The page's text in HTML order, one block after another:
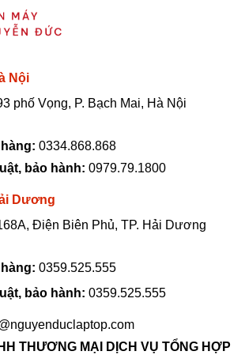
14 Plus 2in1 LDB04255 có kích
thao tác đa điểm của người
được phủ một lớp kính.
gọn nhưng Dell 14 Plus 2in1
trang bị đầy đủ các cổng kết nối
2 (DP/PD)
1
Nội
phố Vọng, P. Bạch Mai, Hà Nội
0334.868.868
bảo hành: 0979.79.1800
Dương
Điện Biên Phủ, TP. Hải Dương
0359.525.555
bảo hành: 0359.525.555
THƯƠNG MẠI DỊCH VỤ TỔNG HỢP